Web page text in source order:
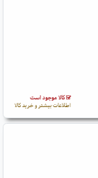
کالا موجود است
اطلاعات بیشتر و خرید کالا